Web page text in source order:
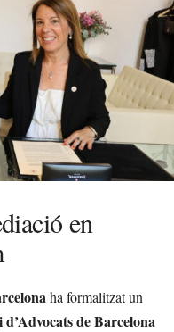
en
ha formalitzat un
d’Advocats de Barcelona